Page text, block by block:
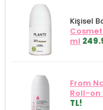
Kişisel
ml
From
Roll-on
TL!